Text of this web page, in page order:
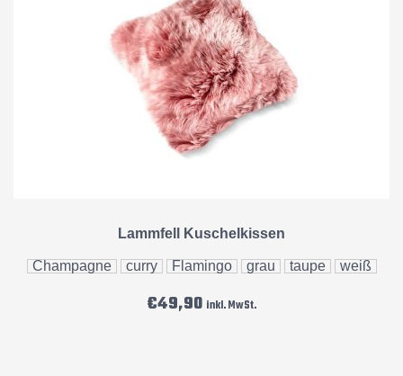
Lammfell Kuschelkissen
Champagne curry Flamingo grau taupe weiß
€49,90 inkl. MwSt.